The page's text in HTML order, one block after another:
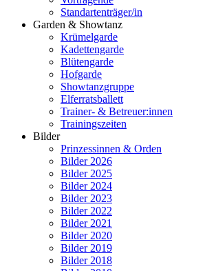
Standartenträger/in
Garden & Showtanz
Krümelgarde
Kadettengarde
Blütengarde
Hofgarde
Showtanzgruppe
Elferratsballett
Trainer- & Betreuer:innen
Trainingszeiten
Bilder
Prinzessinnen & Orden
Bilder 2026
Bilder 2025
Bilder 2024
Bilder 2023
Bilder 2022
Bilder 2021
Bilder 2020
Bilder 2019
Bilder 2018